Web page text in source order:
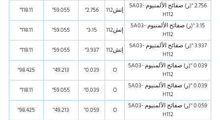
2.756 "(ر) صفائح الألمنيوم 5A03-
H112
إتش112 2.756"
59.055"
118.11"
3.15 "(ر) صفائح الألمنيوم 5A03-
H112
إتش112 3.15"
59.055"
118.11"
3.937 "(ر) صفائح الألمنيوم 5A03-
H112
إتش112 3.937"
59.055"
118.11"
0.039 "(ر) صفائح الألمنيوم 5A03-
H112
O
0.039"
49.213"
98.425"
0.039 "(ر) صفائح الألمنيوم 5A03-
H112
O
0.039"
59.055"
118.11"
0.059 "(ر) صفائح الألمنيوم 5A03-
H112
O
0.059"
49.213"
98.425"